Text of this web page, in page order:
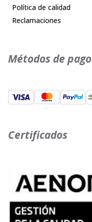
Política de calidad
Reclamaciones
Métodos de pago
Certificados